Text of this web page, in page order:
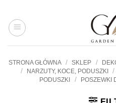
treści
STRONA GŁÓWNA / SKLEP /
/ NARZUTY, KOCE, PODUSZKI /
PODUSZKI
/ POSZEWKI